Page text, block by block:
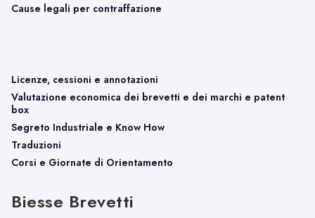
Cause legali per contraffazione
Licenze, cessioni e annotazioni
Valutazione economica dei brevetti e dei marchi e patent
box
Segreto Industriale e Know How
Traduzioni
Corsi e Giornate di Orientamento
Biesse Brevetti